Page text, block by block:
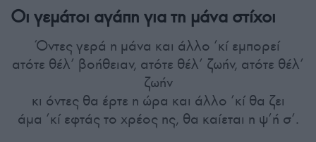
Οι γεμάτοι αγάπη για τη μάνα στίχοι
Όντες γερά η μάνα και άλλο ’κί εμπορεί
ατότε θέλ’ βοήθειαν, ατότε θέλ’ ζωήν, ατότε θέλ’
ζωήν
κι όντες θα έρτε η ώρα και άλλο ’κί θα ζει
άμα ’κί εφτάς το χρέος ης, θα καίεται η ψ’ή σ’.